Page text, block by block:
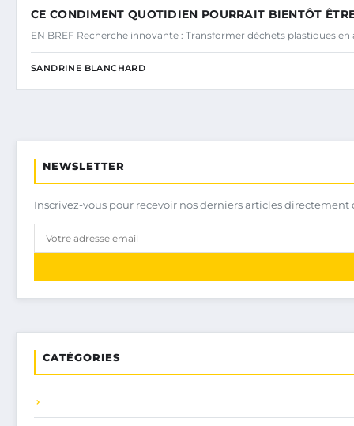
CE CONDIMENT QUOTIDIEN POURRAIT BIENTÔT
EN BREF Recherche innovante : Transformer déchets plastiques en
SANDRINE BLANCHARD
NEWSLETTER
Inscrivez-vous pour recevoir nos derniers articles
CATÉGORIES